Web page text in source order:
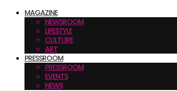
MAGAZINE
NEWSROOM
LIFESTYLE
CULTURE
ART
PRESSROOM
PRESSROOM
EVENTS
NEWS